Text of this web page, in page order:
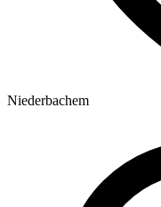
Niederbachem